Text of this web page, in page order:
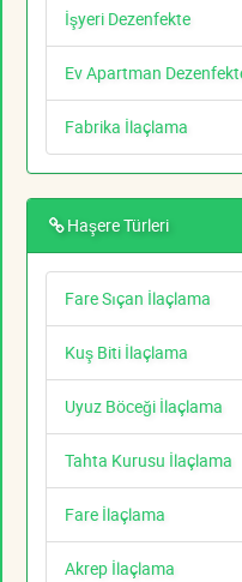
İşyeri Dezenfekte
Ev Apartman
Fabrika İlaçlama
Haşere Türleri
Fare Sıçan İlaçlama
Kuş Biti İlaçlama
Uyuz Böceği İlaçlama
Tahta Kurusu İlaçlama
Fare İlaçlama
Akrep İlaçlama